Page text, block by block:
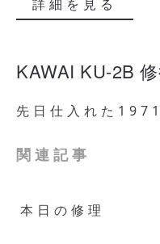
詳細を見る
KAWAI KU-2B 修
先日仕入れた
関連記事
本日の修理